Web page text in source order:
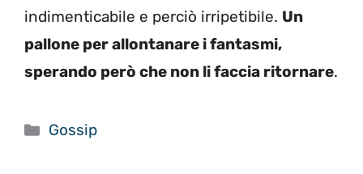
indimenticabile e perciò irripetibile. Un
pallone per allontanare i fantasmi,
sperando però che non li faccia ritornare.
Categorie
Gossip